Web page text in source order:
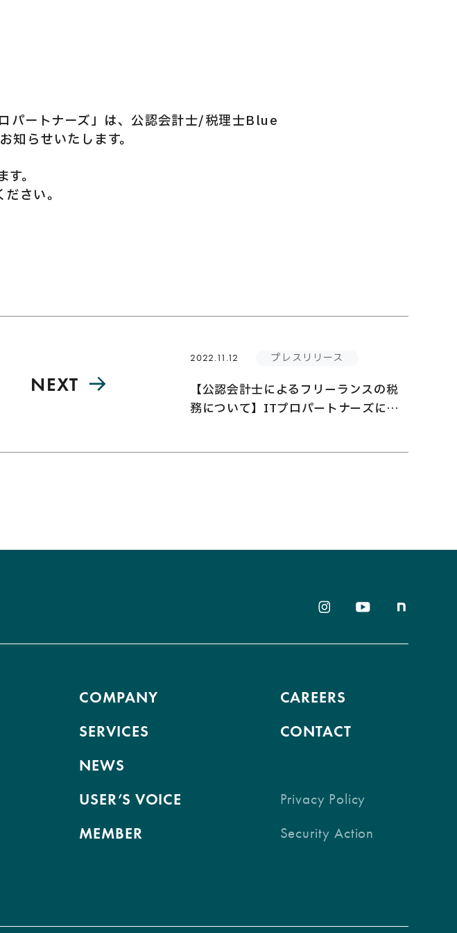
パートナーズ」は、公認会計士/税理士Blue
らせいたします。
。
さい。
2022.11.12 プレスリリース
【公認会計士によるフリーランスの税
務について】ITプロパートナーズに
NEXT
COMPANY
SERVICES
NEWS
USER’S VOICE
MEMBER
CAREERS
CONTACT
Privacy Policy
Security Action